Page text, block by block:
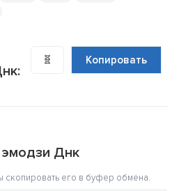
🧬 Копировать
Днк
скопировать его в буфер обмена.